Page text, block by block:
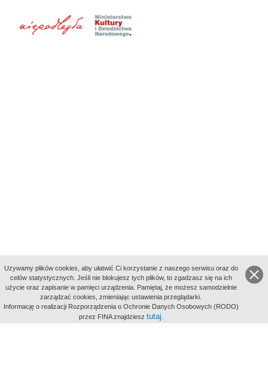
aktywności
Uzywamy plików cookies, aby ułatwić Ci korzystanie z naszego serwisu oraz do
celów statystycznych. Jeśli nie blokujesz tych plików, to zgadzasz się na ich
użycie oraz zapisanie w pamięci urządzenia. Pamiętaj, że możesz samodzielnie
zarządzać cookies, zmieniając ustawienia przeglądarki.
Informację o realizacji Rozporządzenia o Ochronie Danych Osobowych (RODO)
przez FINA znajdziesz tutaj